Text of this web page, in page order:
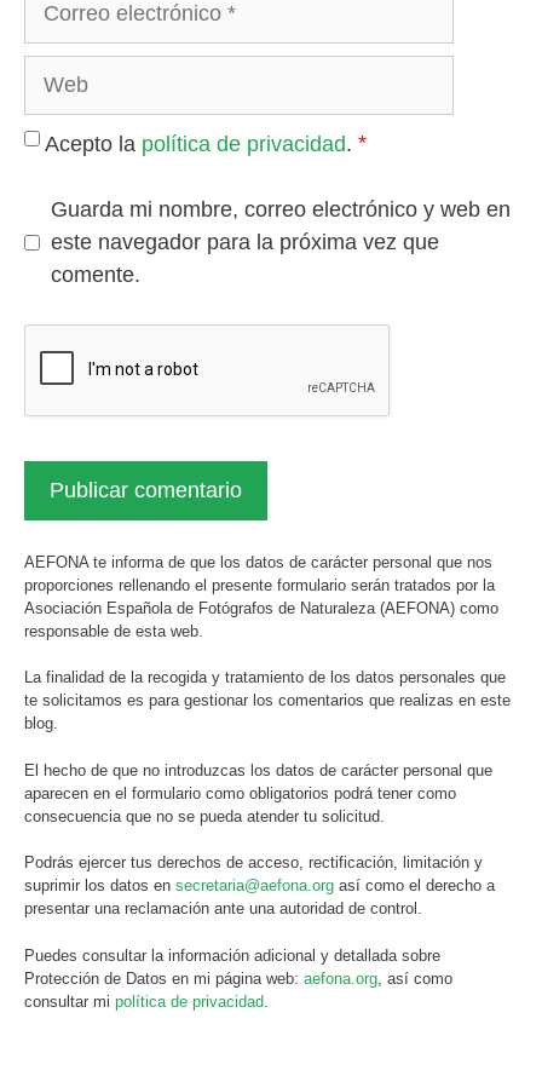
Acepto la política de privacidad. *
Guarda mi nombre, correo electrónico y web en
este navegador para la próxima vez que
comente.
AEFONA te informa de que los datos de carácter personal que nos
proporciones rellenando el presente formulario serán tratados por la
Asociación Española de Fotógrafos de Naturaleza (AEFONA) como
responsable de esta web.
La finalidad de la recogida y tratamiento de los datos personales que
te solicitamos es para gestionar los comentarios que realizas en este
blog.
El hecho de que no introduzcas los datos de carácter personal que
aparecen en el formulario como obligatorios podrá tener como
consecuencia que no se pueda atender tu solicitud.
Podrás ejercer tus derechos de acceso, rectificación, limitación y
suprimir los datos en secretaria@aefona.org así como el derecho a
presentar una reclamación ante una autoridad de control.
Puedes consultar la información adicional y detallada sobre
Protección de Datos en mi página web: aefona.org , así como
consultar mi política de privacidad